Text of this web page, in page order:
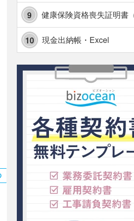
9
10 現金出納帳・Excel